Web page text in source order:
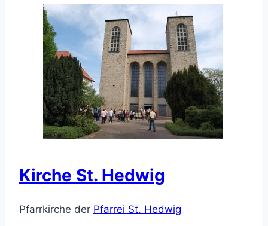
Kirche St. Hedwig
Pfarrkirche der Pfarrei St. Hedwig